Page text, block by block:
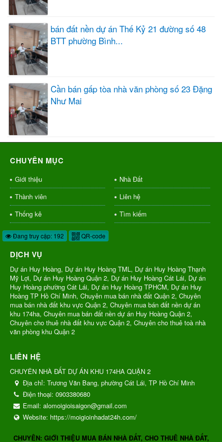
bán đất nền dự án Thế Kỷ 21 đường số 48
BTT phường Bình...
Cần bán gấp tòa nhà văn phòng số 23 Đặng
Như Mai
CHUYÊN MỤC
Giới thiệu
Nhà Đất
Thành viên
Liên hệ
Thống kê
Tìm kiếm
Đang truy cập: 192 QR-code
DỊCH VỤ
Dự án Huy Hoàng, Dự án Huy Hoàng TML, Dự án Huy Hoàng Thạnh
Mỹ Lợi, Dự án Huy Hoàng Quận 2, Dự án Huy Hoàng Cát Lái, Dự án
Huy Hoàng phường Cát Lái, Dự án Huy Hoàng TPHCM, Dự án Huy
Hoàng TP Hồ Chí Minh, Chuyên mua bán nhà đất Quận 2, Chuyên
mua bán nhà đất khu vực Quận 2, Chuyên mua bán đất nền dự án
khu 174ha, Chuyên mua bán đất nền dự án Huy Hoàng Quận 2,
Chuyên cho thuê nhà đất khu vực Quận 2, Chuyên cho thuê toà nhà
văn phòng khu Quận 2
LIÊN HỆ
CHUYÊN NHÀ ĐẤT DỰ ÁN KHU 174HA QUẬN 2
Địa chỉ: Trương Văn Bang, phường Cát Lái, TP Hồ Chí Minh
Điện thoại: 0903380680
Email: alomoigioisaigon@gmail.com
Website: https://moigioinhadat24h.com/
CHUYÊN: GIỚI THIỆU MUA BÁN NHÀ ĐẤT, CHO THUÊ NHÀ ĐẤT,